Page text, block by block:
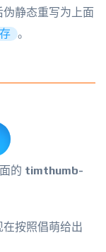
静态重写为上面
。
的 timthumb-
按照倡萌给出